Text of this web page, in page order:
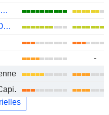
IRIDIUM COMMUNICATIONS INC.
SKY PERFECT JSAT CORPORATION
-